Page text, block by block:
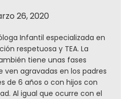
26, 2020
Infantil especializada en
respetuosa y TEA. La
tiene unas fases
ven agravadas en los padres
de 6 años o con hijos con
Al igual que ocurre con el